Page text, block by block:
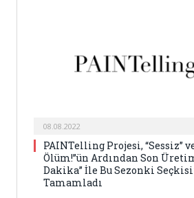
08.08.2022
PAINTelling Projesi, “Sessiz”
Ölüm!”ün Ardından Son
Dakika” İle Bu Sezonki
Tamamladı